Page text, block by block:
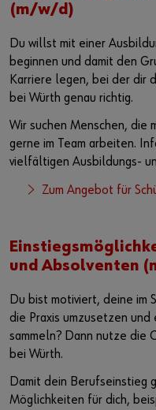
(m/w/d)
Du willst mit einer
beginnen und damit den
Karriere legen, bei der dir
bei Würth genau richtig.
Wir suchen Menschen, die
gerne im Team arbeiten.
vielfältigen Ausbildungs-
Zum Angebot für
und Absolventen
Du bist motiviert, deine im
die Praxis umzusetzen
sammeln? Dann nutze die
bei Würth.
Damit dein Berufseinstieg
Möglichkeiten für dich,